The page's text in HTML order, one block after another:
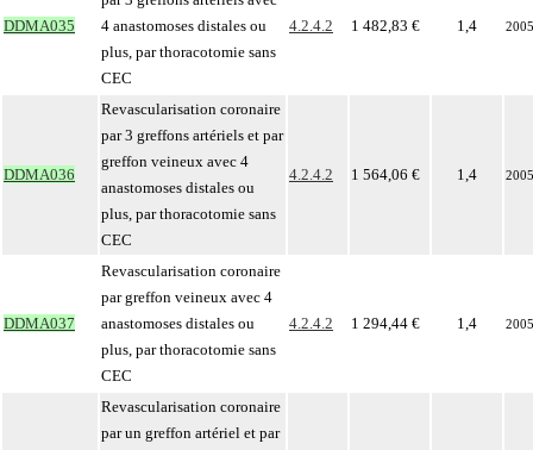
DDMA035
4 anastomoses distales ou
plus, par thoracotomie sans
CEC
4.2.4.2 1 482,83 € 1,4 2005
DDMA036
Revascularisation coronaire
par 3 greffons artériels et par
greffon veineux avec 4
anastomoses distales ou
plus, par thoracotomie sans
CEC
4.2.4.2 1 564,06 € 1,4 2005
DDMA037
Revascularisation coronaire
par greffon veineux avec 4
anastomoses distales ou
plus, par thoracotomie sans
CEC
4.2.4.2 1 294,44 € 1,4 2005
Revascularisation coronaire
par un greffon artériel et par